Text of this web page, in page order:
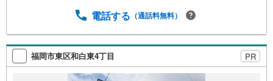
電話する （通話料無料）
福岡市東区和白東4丁目 PR